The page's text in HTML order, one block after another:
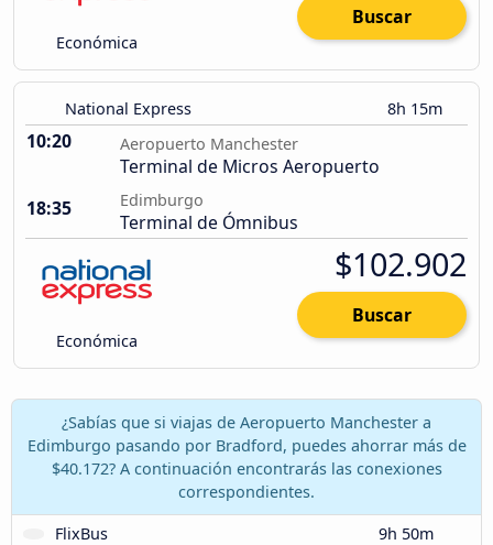
Económica
Buscar
National Express 8h 15m
10:20 Aeropuerto Manchester
Terminal de Micros Aeropuerto
18:35
Edimburgo
Terminal de Ómnibus
Económica
$102.902
Buscar
¿Sabías que si viajas de Aeropuerto Manchester a
Edimburgo pasando por Bradford, puedes ahorrar más de
$40.172? A continuación encontrarás las conexiones
correspondientes.
FlixBus
9h 50m